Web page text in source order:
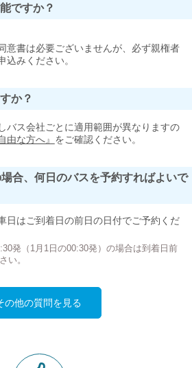
ですか？
意書は必要ございませんが、必ず親権者
込みください。
か？
バス会社ごとに適用範囲が異なりますの
由な方へ』 をご確認ください。
合、何日のバスを予約すればよいで
日はご到着日の前日の日付でご予約くだ
発（1月1日の00:30発）の場合は到着日前
い。
の他の質問を見る